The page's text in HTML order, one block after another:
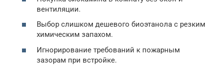
вентиляции.
Выбор слишком дешевого биоэтанола с резким
химическим запахом.
Игнорирование требований к пожарным
зазорам при встройке.